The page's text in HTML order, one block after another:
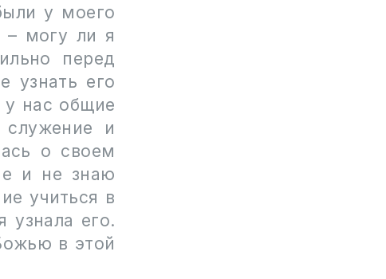
у моего
– могу ли я
перед
узнать его
нас общие
и
о своем
и не знаю
учиться в
узнала его.
в этой